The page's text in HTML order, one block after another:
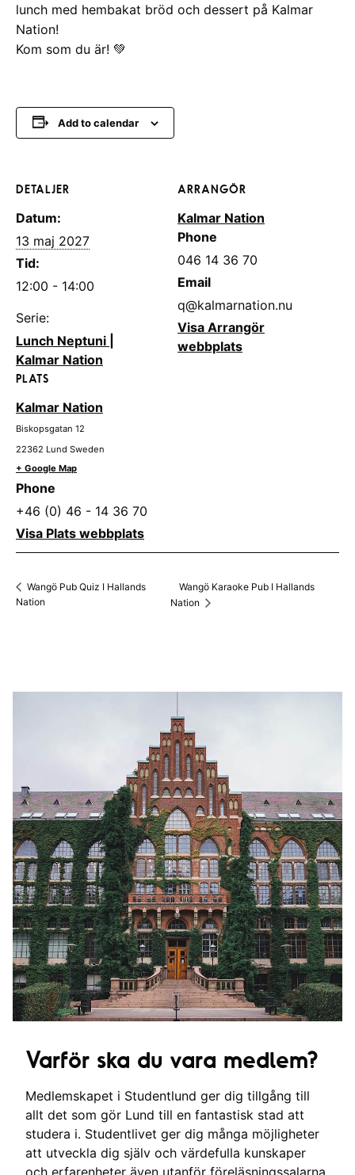
lunch med hembakat bröd och dessert på Kalmar
Nation!
Kom som du är! 💚
Add to calendar
DETALJER
Datum:
13 maj 2027
Tid:
12:00 - 14:00
Serie:
Lunch Neptuni |
Kalmar Nation
PLATS
Kalmar Nation
Biskopsgatan 12
22362 Lund Sweden
+ Google Map
Phone
+46 (0) 46 - 14 36 70
Visa Plats webbplats
ARRANGÖR
Kalmar Nation
Phone
046 14 36 70
Email
q@kalmarnation.nu
Visa Arrangör
webbplats
Wangö Pub Quiz I Hallands
Nation
Wangö Karaoke Pub I Hallands
Nation
Varför ska du vara medlem?
Medlemskapet i Studentlund ger dig tillgång till
allt det som gör Lund till en fantastisk stad att
studera i. Studentlivet ger dig många möjligheter
att utveckla dig själv och värdefulla kunskaper
och erfarenheter även utanför föreläsningssalarna.